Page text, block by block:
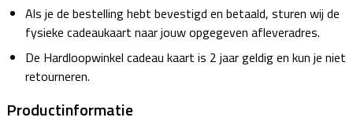
Als je de bestelling hebt bevestigd en betaald, sturen wij de
fysieke cadeaukaart naar jouw opgegeven afleveradres.
De Hardloopwinkel cadeau kaart is 2 jaar geldig en kun je niet
retourneren.
Productinformatie